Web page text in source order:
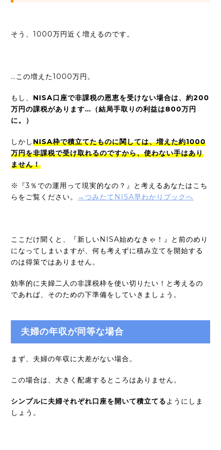
そう、1000万円近く増えるのです。
…この増えた1000万円。
もし、 NISA口座で非課税の恩恵を受けない場合は、約200
万円の課税があります…（結局手取りの利益は800万円
に。）
しかしNISA枠で積立てたものに関しては、増えた約1000
万円を非課税で受け取れるのですから、使わない手はあり
ません！
※『3％での運用って現実的なの？』と考えるあなたはこち
らをご覧ください。
→つみたてNISA早わかりブックへ
ここだけ聞くと、『新しいNISA始めなきゃ！』と前のめり
になってしまいますが、何も考えずに積み立てを開始する
のは得策ではありません。
効率的に夫婦二人の非課税枠を使い切りたい！と考えるの
であれば、そのための下準備をしていきましょう。
夫婦の年収が同等な場合
まず、夫婦の年収に大差がない場合。
この場合は、大きく配慮するところはありません。
シンプルに夫婦それぞれ口座を開いて積立てるようにしま
しょう。